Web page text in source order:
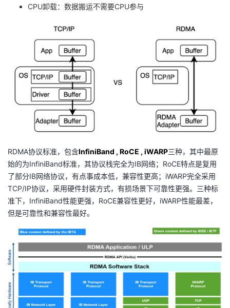
博
的
我
子
直
播
的
活
动
我
的
关
我
的
发
者
学
我
Programs
的
支
持
CPU卸载：数据搬运不需要CPU参与
RDMA协议标准，包含InfiniBand , RoCE , iWARP三种，其中最原
始的为InfiniBand标准，其协议栈完全为IB网络；RoCE特点是复用
了部分IB网络协议，有点事成本低，兼容性更高；iWARP完全采用
TCP/IP协议，采用硬件封装方式，有损场景下可靠性更强。三种标
准下，InfiniBand性能更强，RoCE兼容性更好，iWARP性能最差，
但是可靠性和兼容性最好。